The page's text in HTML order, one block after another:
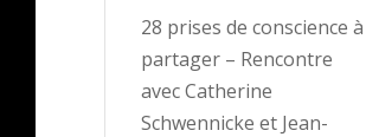
28 prises de conscience à
partager – Rencontre
avec Catherine
Schwennicke et Jean-